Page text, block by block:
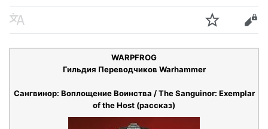
WARPFROG
Гильдия Переводчиков Warhammer
Сангвинор: Воплощение Воинства / The Sanguinor: Exemplar
of the Host (рассказ)